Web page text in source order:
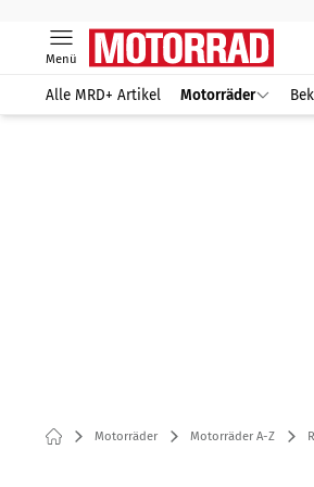
Menü
Alle MRD+ Artikel Motorräder
Motorräder Motorräder A-Z